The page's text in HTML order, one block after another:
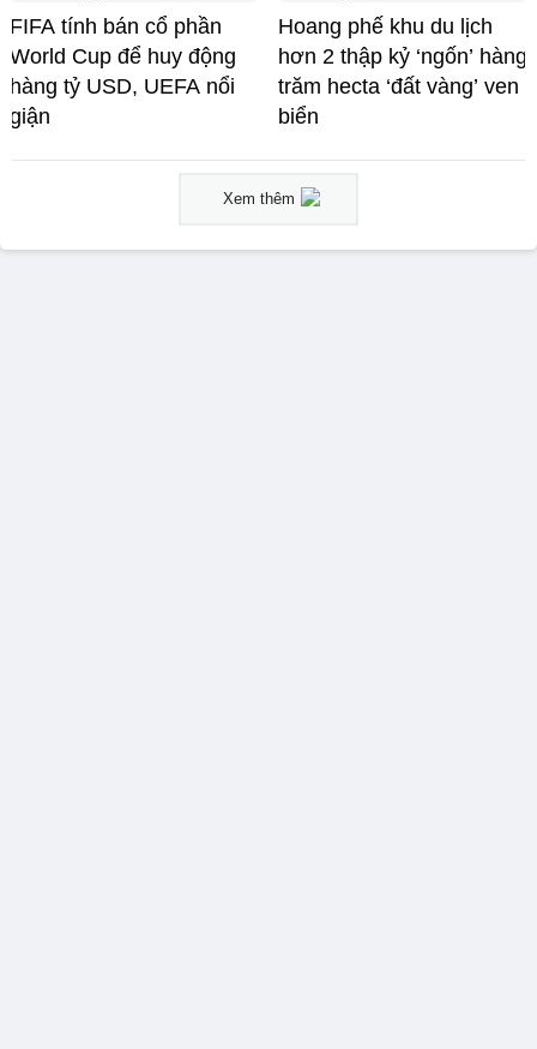
FIFA tính bán cổ phần
World Cup để huy động
hàng tỷ USD, UEFA nổi
giận
Hoang phế khu du lịch
hơn 2 thập kỷ ‘ngốn’ hàng
trăm hecta ‘đất vàng’ ven
biển
Xem thêm